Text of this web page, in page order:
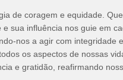
de coragem e equidade.
e sua influência nos guie em
nos a agir com integridade
os aspectos de nossas
e gratidão, reafirmando